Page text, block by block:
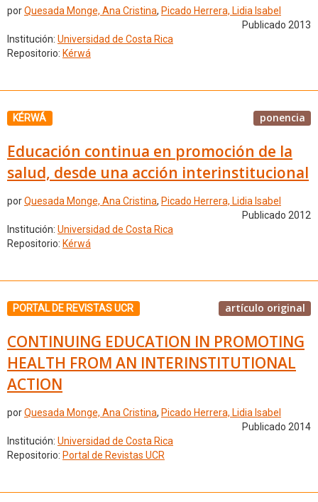
porQuesada Monge, Ana Cristina, Picado Herrera, Lidia Isabel
Publicado 2013
Institución: Universidad de Costa Rica
Repositorio: Kérwá
KÉRWÁ ponencia
Educación continua en promoción de la
salud, desde una acción interinstitucional
porQuesada Monge, Ana Cristina, Picado Herrera, Lidia Isabel
Publicado 2012
Institución: Universidad de Costa Rica
Repositorio: Kérwá
PORTAL DE REVISTAS UCR artículo original
CONTINUING EDUCATION IN PROMOTING
HEALTH FROM AN INTERINSTITUTIONAL
ACTION
porQuesada Monge, Ana Cristina, Picado Herrera, Lidia Isabel
Publicado 2014
Institución: Universidad de Costa Rica
Repositorio: Portal de Revistas UCR